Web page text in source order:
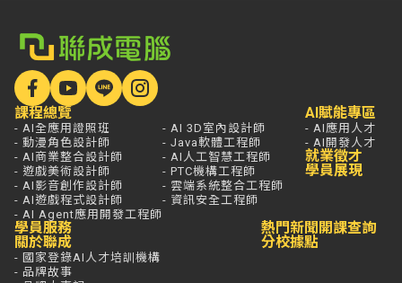
課程總覽
- AI全應用證照班
- 動漫角色設計師
- AI商業整合設計師
- 遊戲美術設計師
- AI影音創作設計師
- AI遊戲程式設計師
- AI Agent應用開發工程師
- AI 3D室內設計師
- Java軟體工程師
- AI人工智慧工程師
- PTC機構工程師
- 雲端系統整合工程師
- 資訊安全工程師
AI賦能專區
- AI應用人才
- AI開發人才
就業徵才
學員展現
學員服務
關於聯成
- 國家登錄AI人才培訓機構
- 品牌故事
熱門新聞
分校據點
開課查詢